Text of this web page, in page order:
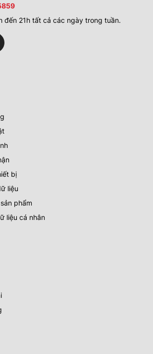
đến 21h tất cả các ngày trong tuần.
bị
liệu
phẩm
liệu cá nhân